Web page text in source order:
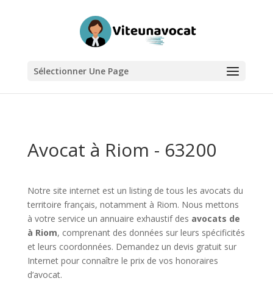
Sélectionner Une Page
Avocat à Riom - 63200
Notre site internet est un listing de tous les avocats du
territoire français, notamment à Riom. Nous mettons
à votre service un annuaire exhaustif des avocats de
à Riom, comprenant des données sur leurs spécificités
et leurs coordonnées. Demandez un devis gratuit sur
Internet pour connaître le prix de vos honoraires
d’avocat.